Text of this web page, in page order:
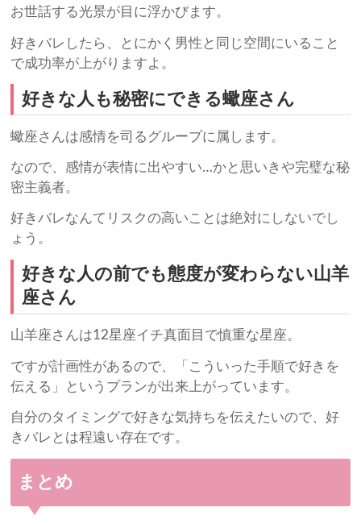
お世話する光景が目に浮かびます。
好きバレしたら、とにかく男性と同じ空間にいること
で成功率が上がりますよ。
好きな人も秘密にできる蠍座さん
蠍座さんは感情を司るグループに属します。
なので、感情が表情に出やすい…かと思いきや完璧な秘
密主義者。
好きバレなんてリスクの高いことは絶対にしないでし
ょう。
好きな人の前でも態度が変わらない山羊
座さん
山羊座さんは12星座イチ真面目で慎重な星座。
ですが計画性があるので、「こういった手順で好きを
伝える」というプランが出来上がっています。
自分のタイミングで好きな気持ちを伝えたいので、好
きバレとは程遠い存在です。
まとめ